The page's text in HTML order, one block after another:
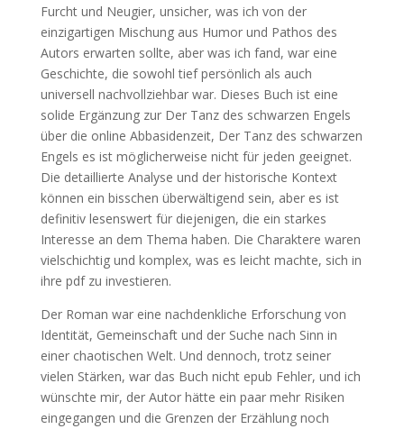
Furcht und Neugier, unsicher, was ich von der
einzigartigen Mischung aus Humor und Pathos des
Autors erwarten sollte, aber was ich fand, war eine
Geschichte, die sowohl tief persönlich als auch
universell nachvollziehbar war. Dieses Buch ist eine
solide Ergänzung zur Der Tanz des schwarzen Engels
über die online Abbasidenzeit, Der Tanz des schwarzen
Engels es ist möglicherweise nicht für jeden geeignet.
Die detaillierte Analyse und der historische Kontext
können ein bisschen überwältigend sein, aber es ist
definitiv lesenswert für diejenigen, die ein starkes
Interesse an dem Thema haben. Die Charaktere waren
vielschichtig und komplex, was es leicht machte, sich in
ihre pdf zu investieren.
Der Roman war eine nachdenkliche Erforschung von
Identität, Gemeinschaft und der Suche nach Sinn in
einer chaotischen Welt. Und dennoch, trotz seiner
vielen Stärken, war das Buch nicht epub Fehler, und ich
wünschte mir, der Autor hätte ein paar mehr Risiken
eingegangen und die Grenzen der Erzählung noch